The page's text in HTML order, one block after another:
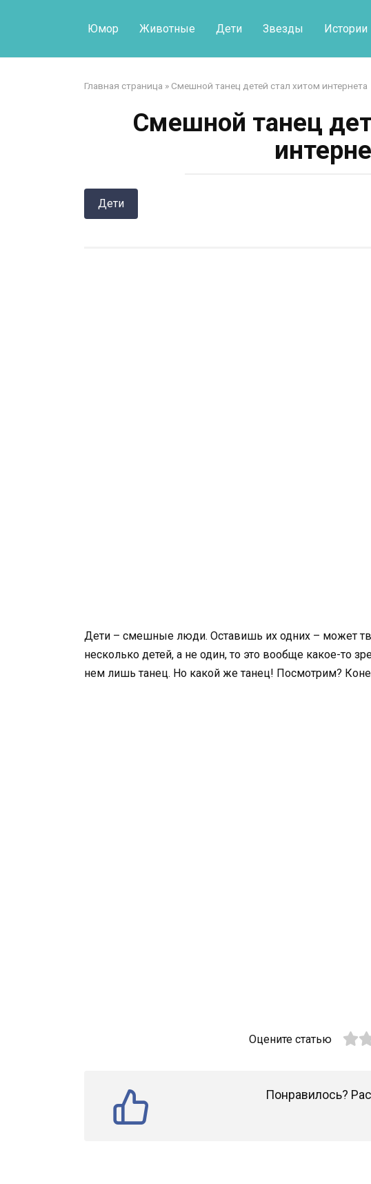
Юмор Животные Дети Звезды Истории
Главная страница » Смешной танец детей стал хитом интернета
Смешной танец
Дети
Дети – смешные люди. Оставишь их одних – может
несколько детей, а не один, то это вообще какое-то
нем лишь танец. Но какой же танец! Посмотрим?
Оцените статью
Понравилось?